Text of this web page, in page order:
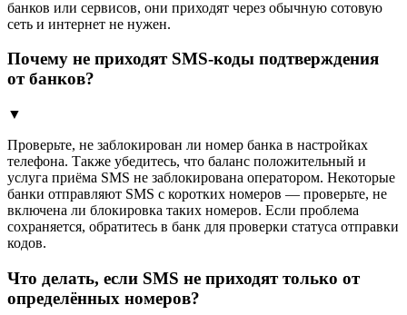
банков или сервисов, они приходят через обычную сотовую
сеть и интернет не нужен.
Почему не приходят SMS-коды подтверждения
от банков?
▼
Проверьте, не заблокирован ли номер банка в настройках
телефона. Также убедитесь, что баланс положительный и
услуга приёма SMS не заблокирована оператором. Некоторые
банки отправляют SMS с коротких номеров — проверьте, не
включена ли блокировка таких номеров. Если проблема
сохраняется, обратитесь в банк для проверки статуса отправки
кодов.
Что делать, если SMS не приходят только от
определённых номеров?